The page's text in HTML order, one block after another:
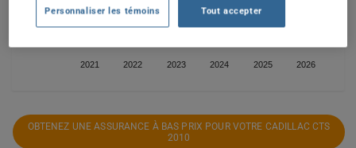
2021 2022 2023 2024 2025 2026
500$
OBTENEZ UNE ASSURANCE À BAS PRIX POUR VOTRE CADILLAC CTS
2010
Personnaliser les témoins Tout accepter